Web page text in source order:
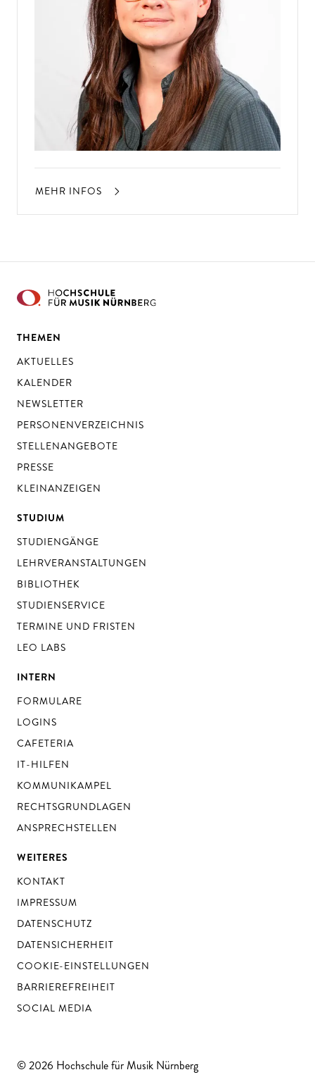
MEHR INFOS
THEMEN
AKTUELLES
KALENDER
NEWSLETTER
PERSONENVERZEICHNIS
STELLENANGEBOTE
PRESSE
KLEINANZEIGEN
STUDIUM
STUDIENGÄNGE
LEHRVERANSTALTUNGEN
BIBLIOTHEK
STUDIENSERVICE
TERMINE UND FRISTEN
LEO LABS
INTERN
FORMULARE
LOGINS
CAFETERIA
IT-HILFEN
KOMMUNIKAMPEL
RECHTSGRUNDLAGEN
ANSPRECHSTELLEN
WEITERES
KONTAKT
IMPRESSUM
DATENSCHUTZ
DATENSICHERHEIT
COOKIE-EINSTELLUNGEN
BARRIEREFREIHEIT
SOCIAL MEDIA
© 2026 Hochschule für Musik Nürnberg